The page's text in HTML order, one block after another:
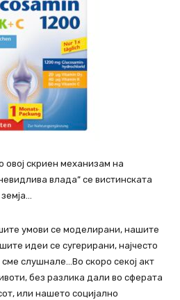
скриен механизам на
влада” се вистинската
умови се моделирани, нашите
идеи се сугерирани, најчесто
слушнале…Во скоро секој акт
без разлика дали во сферата
или нашето социјално